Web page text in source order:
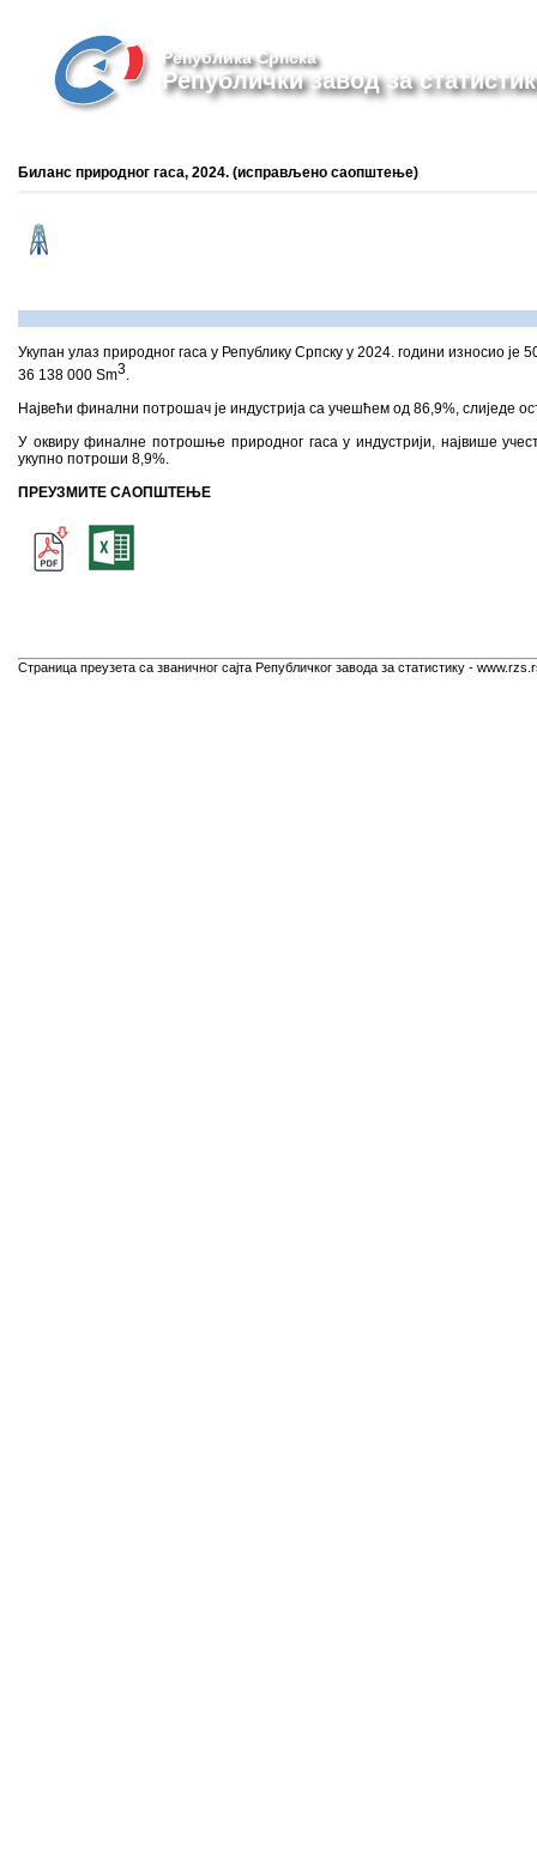
Република Српска
Републички завод за
Биланс природног гаса, 2024. (исправљено саопштење)
Укупан улаз природног гаса у Републику Српску у 2024. години износио
36 138 000 Sm3.
Највећи финални потрошач је индустрија са учешћем од 86,9%, слиједе
У оквиру финалне потрошње природног гаса у индустрији, највише
укупно потроши 8,9%.
ПРЕУЗМИТЕ САОПШТЕЊЕ
Страница преузета са званичног сајта Републичког завода за статистику -